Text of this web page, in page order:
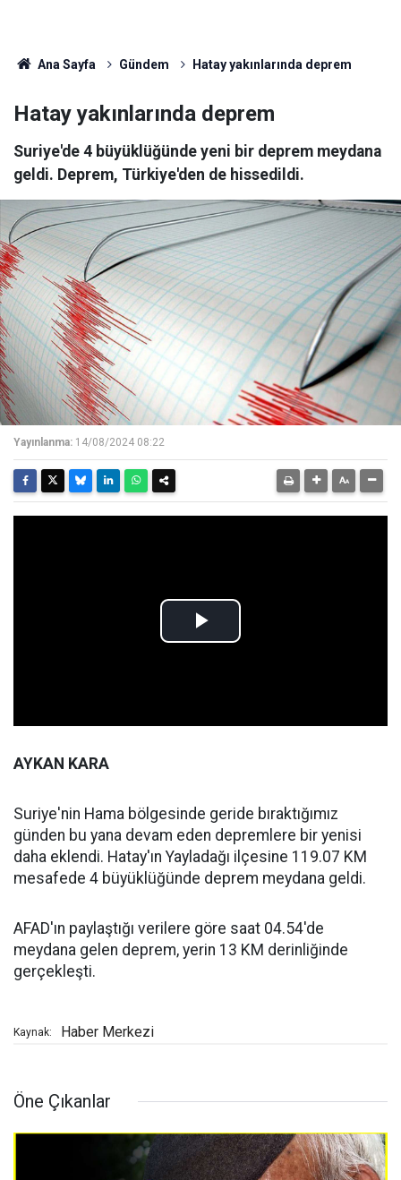
Ana Sayfa Gündem Hatay yakınlarında deprem
Hatay yakınlarında deprem
Suriye'de 4 büyüklüğünde yeni bir deprem meydana
geldi. Deprem, Türkiye'den de hissedildi.
Yayınlanma: 14/08/2024 08:22
AYKAN KARA
Suriye'nin Hama bölgesinde geride bıraktığımız
günden bu yana devam eden depremlere bir yenisi
daha eklendi. Hatay'ın Yayladağı ilçesine 119.07 KM
mesafede 4 büyüklüğünde deprem meydana geldi.
AFAD'ın paylaştığı verilere göre saat 04.54'de
meydana gelen deprem, yerin 13 KM derinliğinde
gerçekleşti.
Kaynak: Haber Merkezi
Öne Çıkanlar